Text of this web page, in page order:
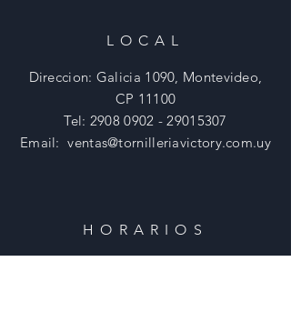
LOCAL
Direccion: Galicia 1090, Montevideo,
CP 11100
Tel: 2908 0902 - 29015307
Email:ventas@tornilleriavictory.com.uy
HORARIOS